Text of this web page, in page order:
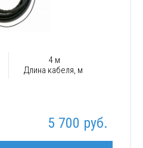
4 м
Длина кабеля, м
5 700 руб.